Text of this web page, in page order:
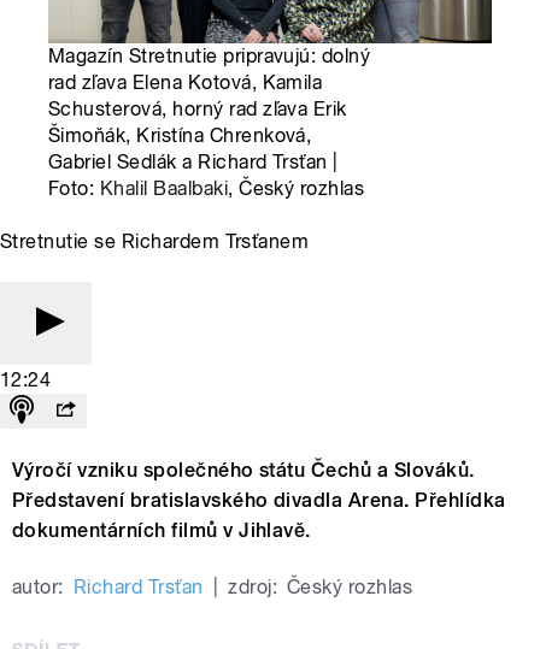
Magazín Stretnutie pripravujú: dolný
rad zľava Elena Kotová, Kamila
Schusterová, horný rad zľava Erik
Šimoňák, Kristína Chrenková,
Gabriel Sedlák a Richard Trsťan |
Foto: Khalil Baalbaki, Český rozhlas
Stretnutie se Richardem Trsťanem
12:24
Výročí vzniku společného státu Čechů a Slováků.
Představení bratislavského divadla Arena. Přehlídka
dokumentárních filmů v Jihlavě.
autor: Richard Trsťan zdroj: Český rozhlas